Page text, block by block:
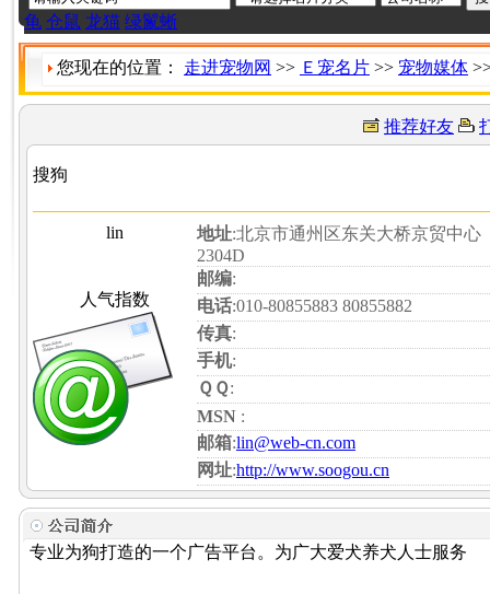
龟 仓鼠 龙猫 绿鬣蜥
您现在的位置： 走进宠物网 >> Ｅ宠名片 >> 宠物媒体
推荐好友
搜狗
lin
人气指数
地址:北京市通州区东关大桥京贸中心
2304D
邮编:
电话:010-80855883 80855882
传真:
手机:
ＱＱ:
MSN :
邮箱:lin@web-cn.com
网址:http://www.soogou.cn
专业为狗打造的一个广告平台。为广大爱犬养犬人士服务